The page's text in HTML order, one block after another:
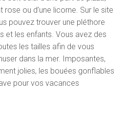
rose ou d’une licorne. Sur le site
pouvez trouver une pléthore
et les enfants. Vous avez des
les tailles afin de vous
dans la mer. Imposantes,
jolies, les bouées gonflables
pour vos vacances